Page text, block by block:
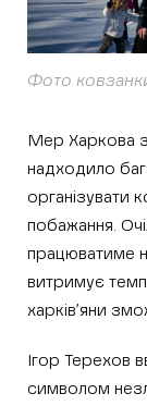
Фото
Мер Харкова
надходило
організувати
побажання.
працюватиме
витримує
харків’яни
Ігор Терехов
символом